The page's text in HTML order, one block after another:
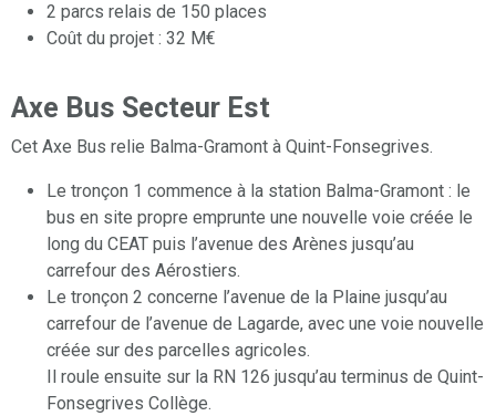
2 parcs relais de 150 places
Coût du projet : 32 M€
Axe Bus Secteur Est
Cet Axe Bus relie Balma-Gramont à Quint-Fonsegrives.
Le tronçon 1 commence à la station Balma-Gramont : le
bus en site propre emprunte une nouvelle voie créée le
long du CEAT puis l’avenue des Arènes jusqu’au
carrefour des Aérostiers.
Le tronçon 2 concerne l’avenue de la Plaine jusqu’au
carrefour de l’avenue de Lagarde, avec une voie nouvelle
créée sur des parcelles agricoles.
Il roule ensuite sur la RN 126 jusqu’au terminus de Quint-
Fonsegrives Collège.